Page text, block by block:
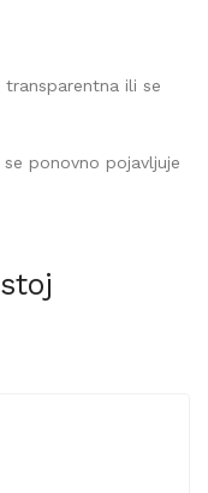
ili se
ponovno pojavljuje